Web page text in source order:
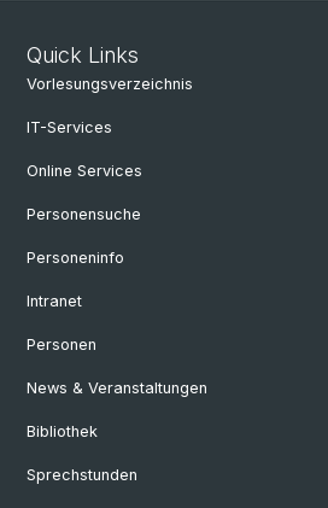
Quick Links
Vorlesungsverzeichnis
IT-Services
Online Services
Personensuche
Personeninfo
Intranet
Personen
News & Veranstaltungen
Bibliothek
Sprechstunden